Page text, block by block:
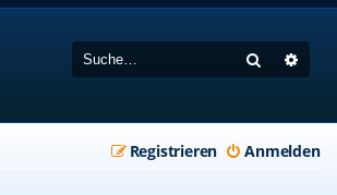
Suche
Anmelden
Registrieren